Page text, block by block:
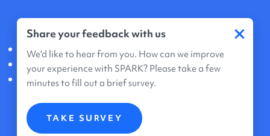
Cree una cuenta en línea
Acepte compartir datos e información genética
La inscripción no le tomará más de 20 minutos
Qué significa la participación
Share your feedback with us
We'd like to hear from you. How can we improve
your experience with SPARK? Please take a few
minutes to fill out a brief survey.
TAKE SURVEY
×